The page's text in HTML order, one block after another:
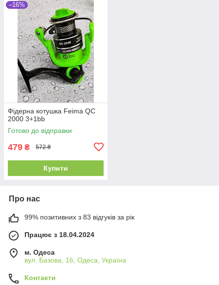
–16%
Фідерна котушка Feima QC
2000 3+1bb
Готово до відправки
479 ₴ 572 ₴
Купити
Про нас
99% позитивних з 83 відгуків за рік
Працює з 18.04.2024
м. Одеса
вул. Базова, 16, Одеса, Україна
Контакти